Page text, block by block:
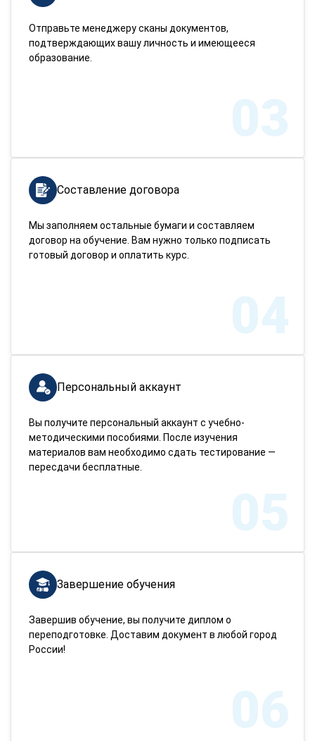
Отправьте менеджеру сканы документов,
подтверждающих вашу личность и имеющееся
образование.
03
Составление договора
Мы заполняем остальные бумаги и составляем
договор на обучение. Вам нужно только подписать
готовый договор и оплатить курс.
04
Персональный аккаунт
Вы получите персональный аккаунт с учебно-
методическими пособиями. После изучения
материалов вам необходимо сдать тестирование —
пересдачи бесплатные.
05
Завершение обучения
Завершив обучение, вы получите диплом о
переподготовке. Доставим документ в любой город
России!
06